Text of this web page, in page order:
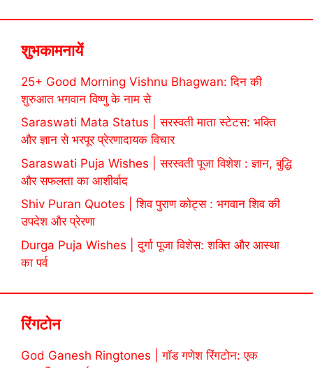
शुभकामनायें
25+ Good Morning Vishnu Bhagwan: दिन की
शुरुआत भगवान विष्णु के नाम से
Saraswati Mata Status | सरस्वती माता स्टेटस: भक्ति
और ज्ञान से भरपूर प्रेरणादायक विचार
Saraswati Puja Wishes | सरस्वती पूजा विशेश : ज्ञान, बुद्धि
और सफलता का आशीर्वाद
Shiv Puran Quotes | शिव पुराण कोट्स : भगवान शिव की
उपदेश और प्रेरणा
Durga Puja Wishes | दुर्गा पूजा विशेस: शक्ति और आस्था
का पर्व
रिंगटोन
God Ganesh Ringtones | गॉड गणेश रिंगटोन: एक